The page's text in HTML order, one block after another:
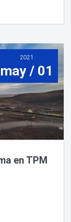
2021
may / 01
en TPM